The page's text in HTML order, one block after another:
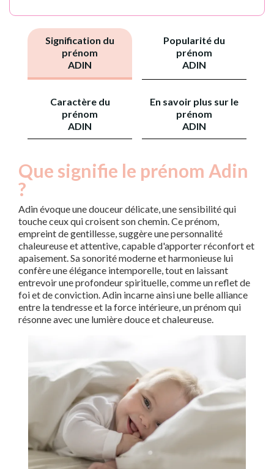
Signification du
prénom
ADIN
Popularité du
prénom
ADIN
Caractère du
prénom
ADIN
En savoir plus sur le
prénom
ADIN
Que signifie le prénom Adin
?
Adin évoque une douceur délicate, une sensibilité qui
touche ceux qui croisent son chemin. Ce prénom,
empreint de gentillesse, suggère une personnalité
chaleureuse et attentive, capable d'apporter réconfort et
apaisement. Sa sonorité moderne et harmonieuse lui
confère une élégance intemporelle, tout en laissant
entrevoir une profondeur spirituelle, comme un reflet de
foi et de conviction. Adin incarne ainsi une belle alliance
entre la tendresse et la force intérieure, un prénom qui
résonne avec une lumière douce et chaleureuse.